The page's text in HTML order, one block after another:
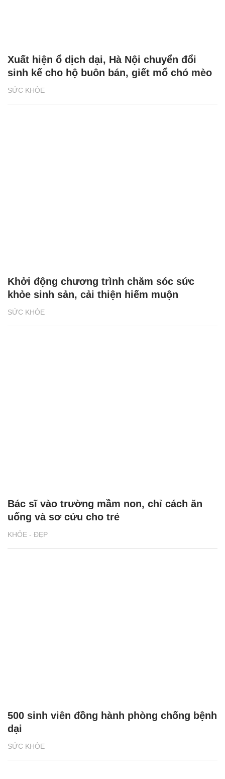
SỨC KHỎE
Xuất hiện ổ dịch dại, Hà Nội chuyển đổi
sinh kế cho hộ buôn bán, giết mổ chó mèo
SỨC KHỎE
Khởi động chương trình chăm sóc sức
khỏe sinh sản, cải thiện hiếm muộn
KHỎE - ĐẸP
Bác sĩ vào trường mầm non, chỉ cách ăn
uống và sơ cứu cho trẻ
SỨC KHỎE
500 sinh viên đồng hành phòng chống bệnh
dại